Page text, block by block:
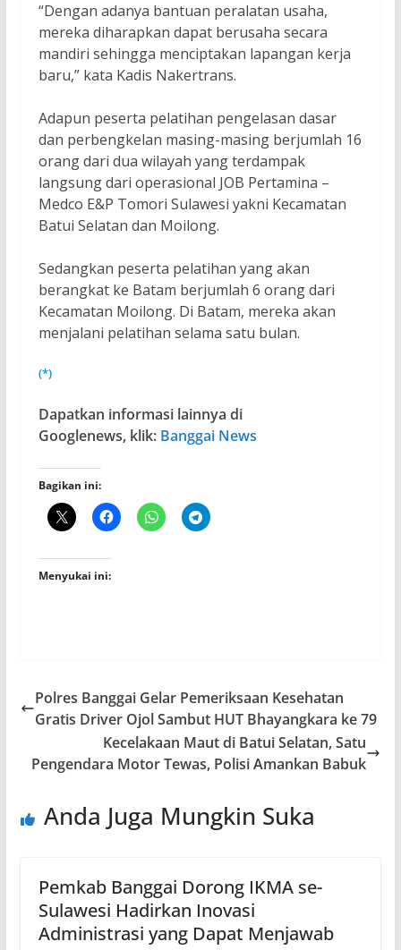
“Dengan adanya bantuan peralatan usaha,
mereka diharapkan dapat berusaha secara
mandiri sehingga menciptakan lapangan kerja
baru,” kata Kadis Nakertrans.
Adapun peserta pelatihan pengelasan dasar
dan perbengkelan masing-masing berjumlah 16
orang dari dua wilayah yang terdampak
langsung dari operasional JOB Pertamina –
Medco E&P Tomori Sulawesi yakni Kecamatan
Batui Selatan dan Moilong.
Sedangkan peserta pelatihan yang akan
berangkat ke Batam berjumlah 6 orang dari
Kecamatan Moilong. Di Batam, mereka akan
menjalani pelatihan selama satu bulan.
(*)
Dapatkan informasi lainnya di
Googlenews, klik: Banggai News
Bagikan ini:
Menyukai ini:
Polres Banggai Gelar Pemeriksaan Kesehatan
Gratis Driver Ojol Sambut HUT Bhayangkara ke 79
Kecelakaan Maut di Batui Selatan, Satu
Pengendara Motor Tewas, Polisi Amankan Babuk
Anda Juga Mungkin Suka
Pemkab Banggai Dorong IKMA se-
Sulawesi Hadirkan Inovasi
Administrasi yang Dapat Menjawab